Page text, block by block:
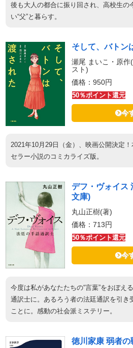
後も大人の都合に振り回され、高校生の
い“父”と暮らす。
そして、バトン
瀬尾 まいこ・原作
スト)
価格：950円
50％ポイント還元
今
2021年10月29日（金）、映画公開決定
セラー小説のコミカライズ版。
デフ・ヴォイス
文庫)
丸山正樹(著)
価格：713円
50％ポイント還元
今
今度は私があなたたちの“言葉”をおぼえ
通訳士に。あるろう者の法廷通訳を引き
ことに。感動の社会派ミステリー。
徳川家康 弱者の